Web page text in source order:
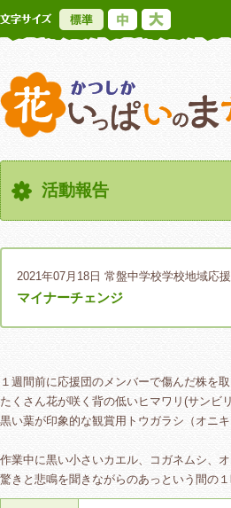
標準
活動報告
2021年07月18日 常盤中学校学校地域応
マイナーチェンジ
１週間前に応援団のメンバーで傷んだ株を
たくさん花が咲く背の低いヒマワリ(サンビ
黒い葉が印象的な観賞用トウガラシ（オニキ
作業中に黒い小さいカエル、コガネムシ、
驚きと悲鳴を聞きながらのあっという間の１